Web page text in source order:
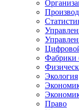
Фабрики
Экология
Право